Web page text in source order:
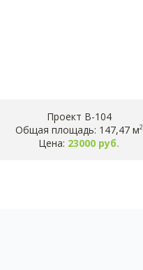
Проект B-104
Общая площадь: 147,47 м2
Цена: 23000 руб.